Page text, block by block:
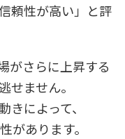
頼性が高い」と評
がさらに上昇する
せません。
によって、
があります。